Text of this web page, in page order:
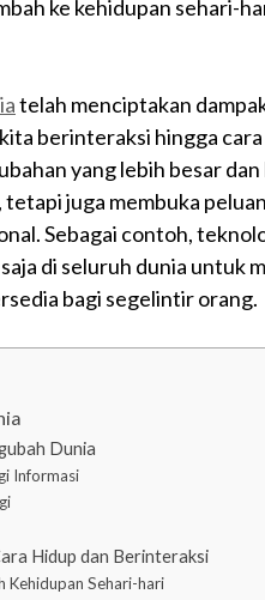
ke kehidupan sehari-
telah menciptakan
berinteraksi hingga
yang lebih besar
juga membuka
Sebagai contoh,
di seluruh dunia untuk
bagi segelintir orang.
Dunia
Informasi
Hidup dan Berinteraksi
Kehidupan Sehari-hari